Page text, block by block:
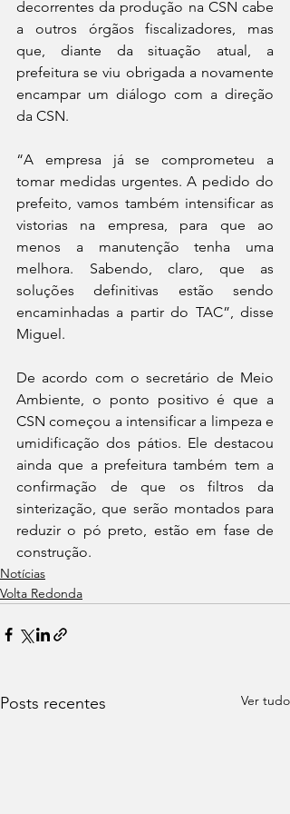
decorrentes da produção na CSN cabe
a outros órgãos fiscalizadores, mas
que, diante da situação atual, a
prefeitura se viu obrigada a novamente
encampar um diálogo com a direção
da CSN.
“A empresa já se comprometeu a
tomar medidas urgentes. A pedido do
prefeito, vamos também intensificar as
vistorias na empresa, para que ao
menos a manutenção tenha uma
melhora. Sabendo, claro, que as
soluções definitivas estão sendo
encaminhadas a partir do TAC”, disse
Miguel.
De acordo com o secretário de Meio
Ambiente, o ponto positivo é que a
CSN começou a intensificar a limpeza e
umidificação dos pátios. Ele destacou
ainda que a prefeitura também tem a
confirmação de que os filtros da
sinterização, que serão montados para
reduzir o pó preto, estão em fase de
construção.
Notícias
Volta Redonda
Posts recentes Ver tudo